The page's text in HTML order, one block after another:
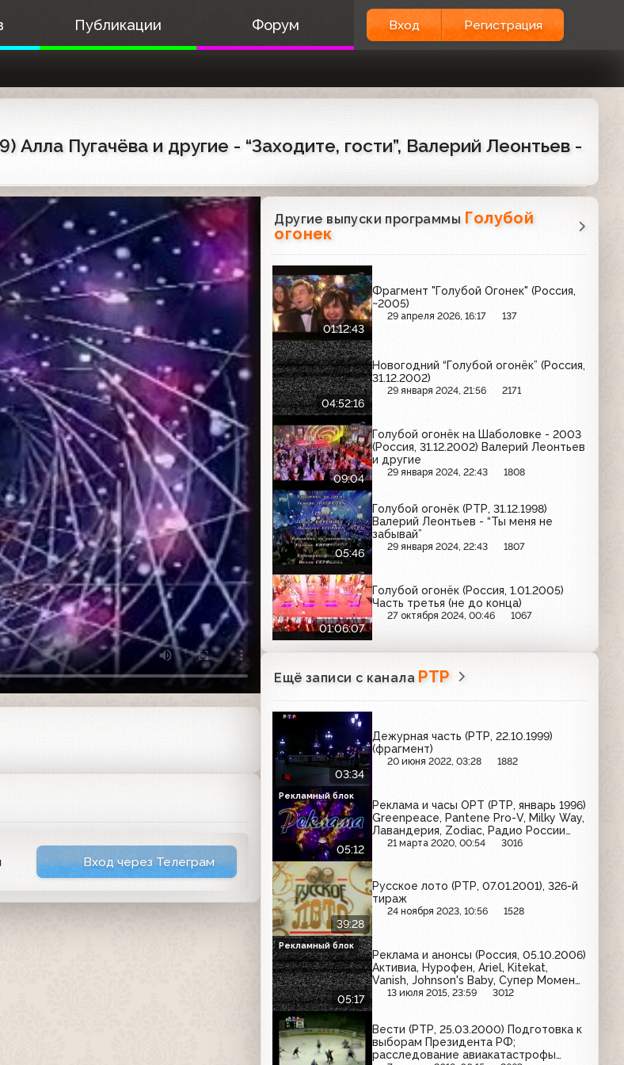
Публикации Форум Вход Регистрация
Алла Пугачёва и другие - “Заходите, гости”, Валерий Леонтьев -
Вход через Телеграм
Другие выпуски программы Голубой
огонек
01:12:43
Фрагмент "Голубой Огонек" (Россия,
~2005)
29 апреля 2026, 16:17 137
04:52:16
Новогодний “Голубой огонёк” (Россия,
31.12.2002)
29 января 2024, 21:56 2171
09:04
Голубой огонёк на Шаболовке - 2003
(Россия, 31.12.2002) Валерий Леонтьев
и другие
29 января 2024, 22:43 1808
05:46
Голубой огонёк (РТР, 31.12.1998)
Валерий Леонтьев - “Ты меня не
забывай”
29 января 2024, 22:43 1807
01:06:07
Голубой огонёк (Россия, 1.01.2005)
Часть третья (не до конца)
27 октября 2024, 00:46 1067
Ещё записи с канала РТР
03:34
Дежурная часть (РТР, 22.10.1999)
(фрагмент)
20 июня 2022, 03:28 1882
05:12
Реклама и часы ОРТ (РТР, январь 1996)
Greenpeace, Pantene Pro-V, Milky Way,
Лавандерия, Zodiac, Радио России
Nostalgie, Pampers, MaxFactor
21 марта 2020, 00:54 3016
Рекламный блок
39:28
Русское лото (РТР, 07.01.2001), 326-й
тираж
24 ноября 2023, 10:56 1528
05:17
Реклама и анонсы (Россия, 05.10.2006)
Активиа, Нурофен, Ariel, Kitekat,
Vanish, Johnson's Baby, Супер Момент,
Londa, Mars
13 июля 2015, 23:59 3012
Рекламный блок
Вести (РТР, 25.03.2000) Подготовка к
выборам Президента РФ;
расследование авиакатастрофы